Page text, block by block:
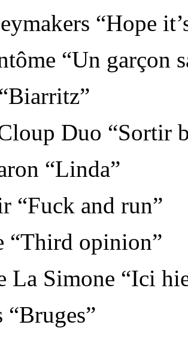
“Hope
“Un garçon
Duo “Sortir
“Linda”
“Fuck and run”
“Third opinion”
La Simone “Ici
“Bruges”